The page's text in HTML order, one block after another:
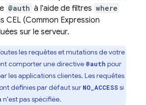
@auth à l'aide de filtres where
CEL (Common Expression
sur le serveur.
les requêtes et mutations de votre
comporter une directive @auth pour
les applications clientes. Les requêtes
définies par défaut sur NO_ACCESSsi
n'est pas spécifiée.